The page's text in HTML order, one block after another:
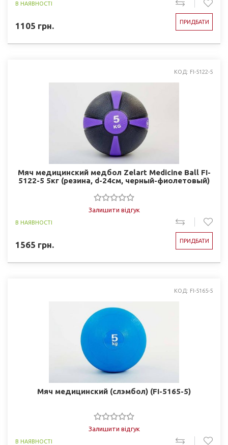
В НАЯВНОСТІ
1105 грн. ПРИДБАТИ
КОД: FI-5122-5
Мяч медицинский медбол Zelart Medicine Ball FI-
5122-5 5кг (резина, d-24см, черный-фиолетовый)
Залишити відгук
В НАЯВНОСТІ
1565 грн. ПРИДБАТИ
КОД: FI-5165-5
Мяч медицинский (слэмбол) (FI-5165-5)
Залишити відгук
В НАЯВНОСТІ